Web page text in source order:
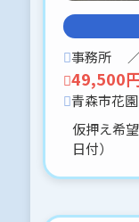
2026-
■青森市
家
修繕完
(⋈◍＞◡
■ウォー
外壁を
事務所
49,500
青森市花
仮押え希
日付）